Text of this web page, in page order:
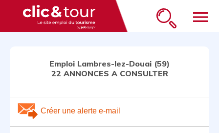
menu
Emploi Lambres-lez-Douai (59)
22 ANNONCES A CONSULTER
Créer une alerte e-mail